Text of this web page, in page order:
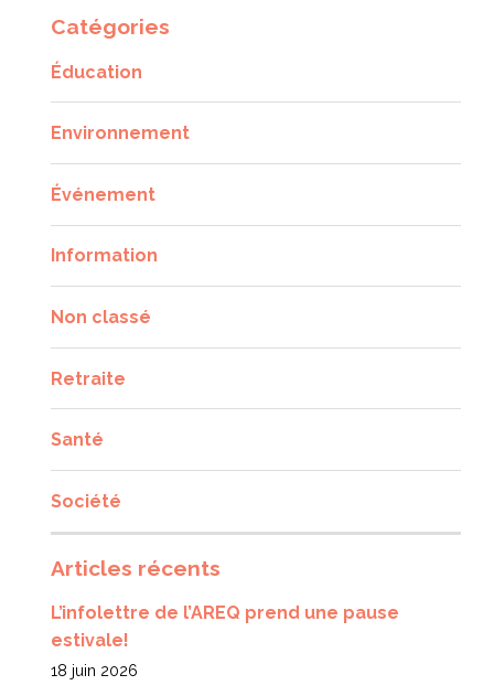
Catégories
Éducation
Environnement
Événement
Information
Non classé
Retraite
Santé
Société
Articles récents
L’infolettre de l’AREQ prend une pause
estivale!
18 juin 2026